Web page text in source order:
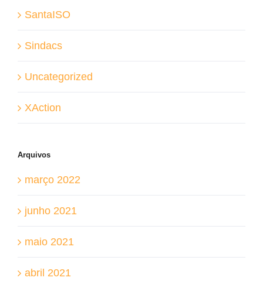
SantaISO
Sindacs
Uncategorized
XAction
Arquivos
março 2022
junho 2021
maio 2021
abril 2021